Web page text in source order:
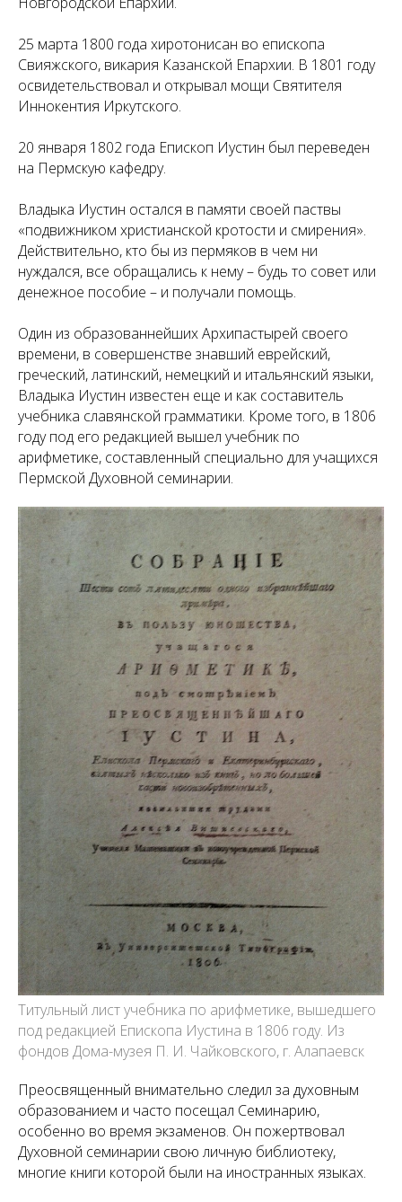
25 марта 1800 года хиротонисан во епископа
Свияжского, викария Казанской Епархии. В 1801 году
освидетельствовал и открывал мощи Святителя
Иннокентия Иркутского.
20 января 1802 года Епископ Иустин был переведен
на Пермскую кафедру.
Владыка Иустин остался в памяти своей паствы
«подвижником христианской кротости и смирения».
Действительно, кто бы из пермяков в чем ни
нуждался, все обращались к нему – будь то совет или
денежное пособие – и получали помощь.
Один из образованнейших Архипастырей своего
времени, в совершенстве знавший еврейский,
греческий, латинский, немецкий и итальянский языки,
Владыка Иустин известен еще и как составитель
учебника славянской грамматики. Кроме того, в 1806
году под его редакцией вышел учебник по
арифметике, составленный специально для учащихся
Пермской Духовной семинарии.
Титульный лист учебника по арифметике, вышедшего
под редакцией Епископа Иустина в 1806 году. Из
фондов Дома-музея П. И. Чайковского, г. Алапаевск
Преосвященный внимательно следил за духовным
образованием и часто посещал Семинарию,
особенно во время экзаменов. Он пожертвовал
Духовной семинарии свою личную библиотеку,
многие книги которой были на иностранных языках.